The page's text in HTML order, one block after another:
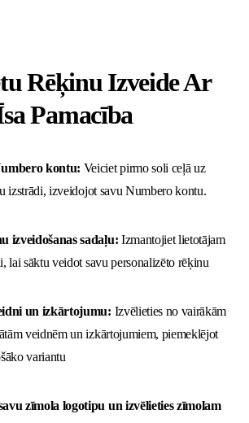
Rēķinu Izveide Ar
Pamacība
kontu: Veiciet pirmo soli ceļā uz
izstrādi, izveidojot savu Numbero kontu.
izveidošanas sadaļu: Izmantojiet lietotājam
lai sāktu veidot savu personalizēto rēķinu
un izkārtojumu: Izvēlieties no vairākām
veidnēm un izkārtojumiem, piemeklējot
variantu
zīmola logotipu un izvēlieties zīmolam